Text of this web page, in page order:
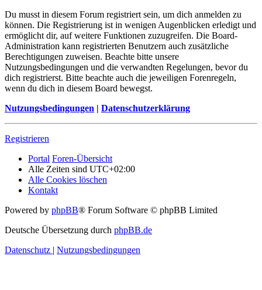
Du musst in diesem Forum registriert sein, um dich anmelden zu
können. Die Registrierung ist in wenigen Augenblicken erledigt und
ermöglicht dir, auf weitere Funktionen zuzugreifen. Die Board-
Administration kann registrierten Benutzern auch zusätzliche
Berechtigungen zuweisen. Beachte bitte unsere
Nutzungsbedingungen und die verwandten Regelungen, bevor du
dich registrierst. Bitte beachte auch die jeweiligen Forenregeln,
wenn du dich in diesem Board bewegst.
Nutzungsbedingungen | Datenschutzerklärung
Registrieren
Portal Foren-Übersicht
Alle Zeiten sind UTC+02:00
Alle Cookies löschen
Kontakt
Powered by phpBB® Forum Software © phpBB Limited
Deutsche Übersetzung durch phpBB.de
Datenschutz | Nutzungsbedingungen